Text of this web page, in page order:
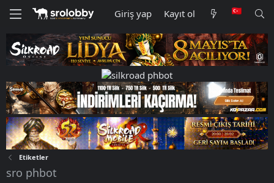
Giriş yap Kayıt ol
Etiketler
sro phbot